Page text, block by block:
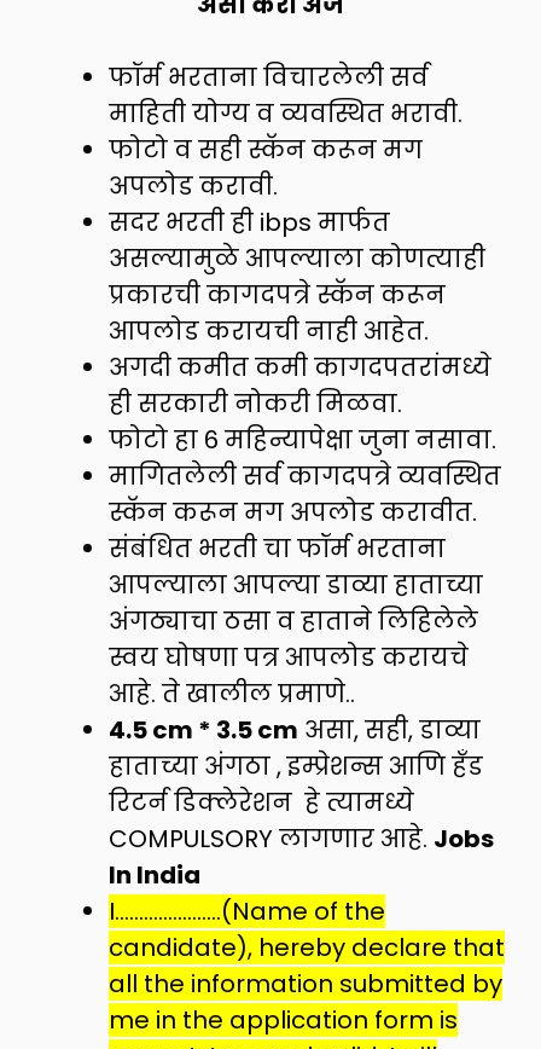
फॉर्म भरताना विचारलेली सर्व
माहिती योग्य व व्यवस्थित भरावी.
फोटो व सही स्कॅन करून मग
अपलोड करावी.
सदर भरती ही ibps मार्फत
असल्यामुळे आपल्याला कोणत्याही
प्रकारची कागदपत्रे स्कॅन करून
आपलोड करायची नाही आहेत.
अगदी कमीत कमी कागदपतरांमध्ये
ही सरकारी नोकरी मिळवा.
फोटो हा 6 महिन्यापेक्षा जुना नसावा.
मागितलेली सर्व कागदपत्रे व्यवस्थित
स्कॅन करून मग अपलोड करावीत.
संबंधित भरती चा फॉर्म भरताना
आपल्याला आपल्या डाव्या हाताच्या
अंगठ्याचा ठसा व हाताने लिहिलेले
स्वय घोषणा पत्र आपलोड करायचे
आहे. ते खालील प्रमाणे..
4.5 cm * 3.5 cm असा, सही, डाव्या
हाताच्या अंगठा , इम्प्रेशन्स आणि हँड
रिटर्न डिक्लेरेशन हे त्यामध्ये
COMPULSORY लागणार आहे. Jobs
In India
I………………….(Name of the
candidate), hereby declare that
all the information submitted by
me in the application form is